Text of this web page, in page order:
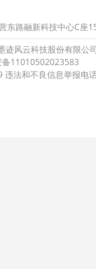
东路融新科技中心C座
风云科技股份有限公
备11010502023583
法和不良信息举报电